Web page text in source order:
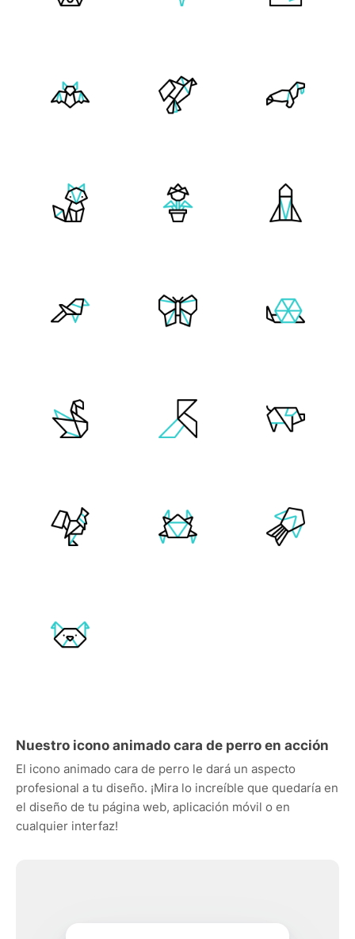
Nuestro icono animado cara de perro en acción
El icono animado cara de perro le dará un aspecto
profesional a tu diseño. ¡Mira lo increíble que quedaría en
el diseño de tu página web, aplicación móvil o en
cualquier interfaz!